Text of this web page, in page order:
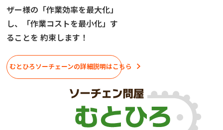
ザー様の「作業効率を最大化」
し、「作業コストを最小化」す
ることを 約束します！
むとひろソーチェーンの詳細説明はこちら